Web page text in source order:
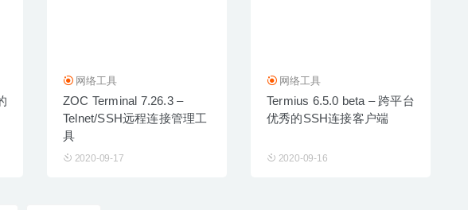
网络工具
ZOC Terminal 7.26.3 –
Telnet/SSH远程连接管理工
具
2020-09-17
网络工具
Termius 6.5.0 beta – 跨平台
优秀的SSH连接客户端
2020-09-16